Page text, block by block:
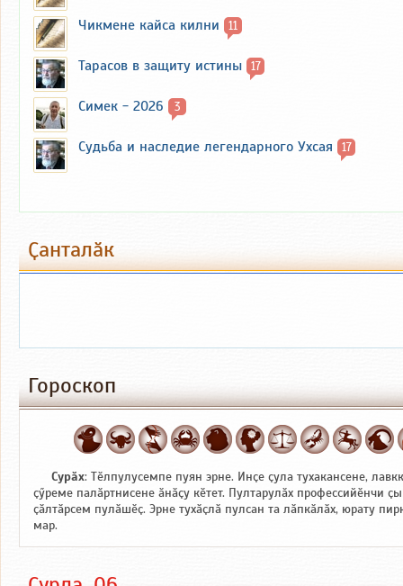
Чикмене кайса килни 11
Тарасов в защиту истины 17
Симек - 2026 3
Судьба и наследие легендарного Ухсая 17
Ҫанталӑк
Гороскоп
Сурӑх: Тӗлпулусемпе пуян эрне. Инҫе ҫула тухакансене,
ҫӳреме палӑртнисене ӑнӑҫу кӗтет. Пултарулӑх профессийӗнчи
ҫӑлтӑрсем пулӑшӗҫ. Эрне тухӑҫлӑ пулсан та лӑпкӑлӑх, юрату
мар.